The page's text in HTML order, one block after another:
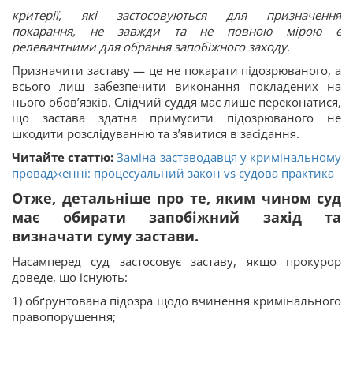
критерії, які застосовуються для призначення
покарання, не завжди та не повною мірою є
релевантними для обрання запобіжного заходу.
Призначити заставу — це не покарати підозрюваного, а
всього лиш забезпечити виконання покладених на
нього обов’язків. Слідчий суддя має лише переконатися,
що застава здатна примусити підозрюваного не
шкодити розслідуванню та з’явитися в засідання.
Читайте статтю: Заміна заставодавця у кримінальному
провадженні: процесуальний закон vs судова практика
Отже, детальніше про те, яким чином суд
має обирати запобіжний захід та
визначати суму застави.
Насамперед суд застосовує заставу, якщо прокурор
доведе, що існують:
1) обґрунтована підозра щодо вчинення кримінального
правопорушення;